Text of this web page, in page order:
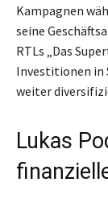
Kampagnen
seine
RTLs „Das
Investitionen in
weiter
Lukas